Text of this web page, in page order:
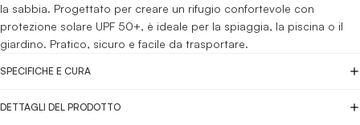
la sabbia. Progettato per creare un rifugio confortevole con
protezione solare UPF 50+, è ideale per la spiaggia, la piscina o il
giardino. Pratico, sicuro e facile da trasportare.
SPECIFICHE E CURA
DETTAGLI DEL PRODOTTO